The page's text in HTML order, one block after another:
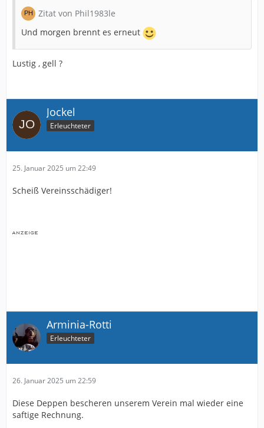
Zitat von Phil1983le
Und morgen brennt es erneut
Lustig , gell ?
Jockel
Erleuchteter
25. Januar 2025 um 22:49
Scheiß Vereinsschädiger!
Arminia-Rotti
Erleuchteter
26. Januar 2025 um 22:59
Diese Deppen bescheren unserem Verein mal wieder eine
saftige Rechnung.